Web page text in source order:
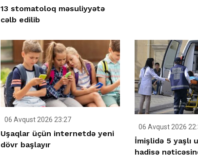
13 stomatoloq məsuliyyətə
cəlb edilib
06 Avqust 2026 23:27
Uşaqlar üçün internetdə yeni
dövr başlayır
06 Avqust 2026
İmişlidə 5 yaşlı
hadisə